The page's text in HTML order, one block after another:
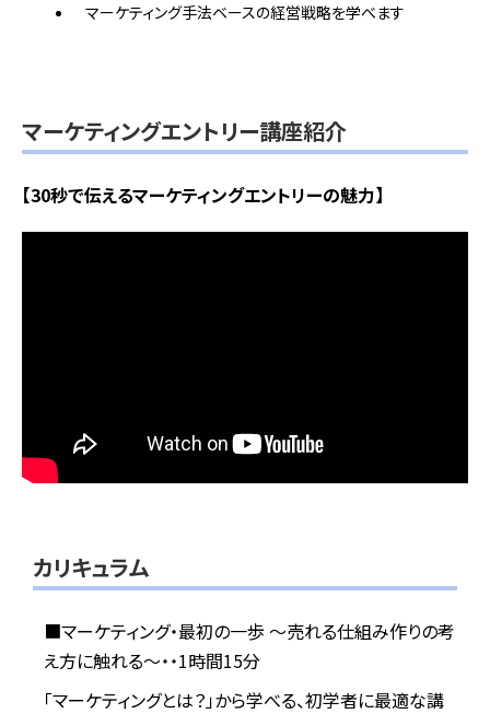
マーケティング手法ベースの経営戦略を学べます
マーケティングエントリー講座紹介
【30秒で伝えるマーケティングエントリーの魅力】
カリキュラム
■マーケティング・最初の一歩 ～売れる仕組み作りの考
え方に触れる～・・1時間15分
「マーケティングとは？」から学べる、初学者に最適な講